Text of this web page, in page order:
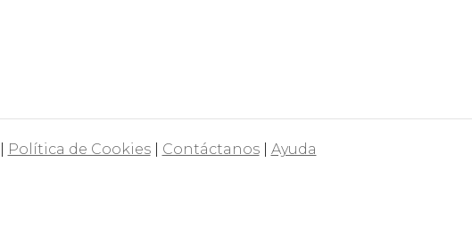
Política de Cookies| Contáctanos| Ayuda